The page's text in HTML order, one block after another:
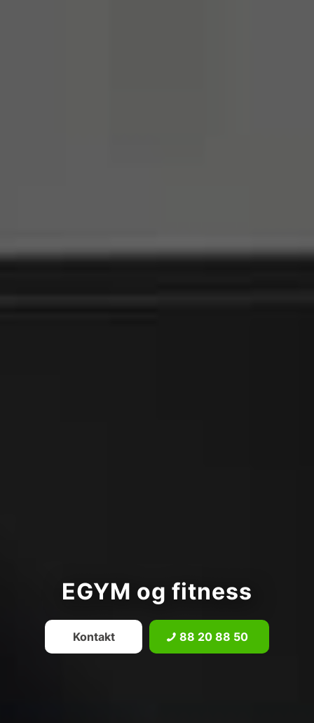
EGYM og fitness
Kontakt 88 20 88 50